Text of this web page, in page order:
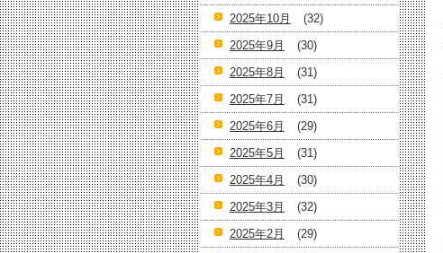
2025年10月
(32)
2025年9月
(30)
2025年8月
(31)
2025年7月
(31)
2025年6月
(29)
2025年5月
(31)
2025年4月
(30)
2025年3月
(32)
2025年2月
(29)